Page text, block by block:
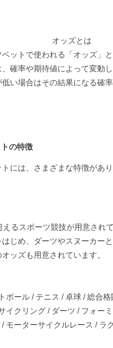
オッズとは
ットで使われる「オッズ」
確率や期待値によって変動
い場合はその結果になる確
の特徴
には、さまざまな特徴があ
るスポーツ競技が用意され
じめ、ダーツやスヌーカー
ッズも用意されています。
ボール / テニス / 卓球 / 総合
イクリング / ダーツ / フォー
/ モーターサイクルレース / ラ